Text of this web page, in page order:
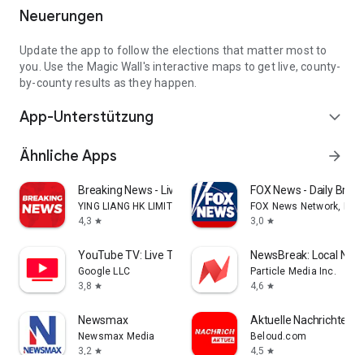
Neuerungen
Update the app to follow the elections that matter most to
you. Use the Magic Wall's interactive maps to get live, county-
by-county results as they happen.
App-Unterstützung expand_more
Ähnliche Apps arrow_forward
Breaking News - Live Headlines
YING LIANG HK LIMITED
4,3 star
FOX News - Daily
FOX News Network, LLC
3,0 star
YouTube TV: Live TV & more
Google LLC
3,8 star
NewsBreak: Local
Particle Media Inc.
4,6 star
Newsmax
Newsmax Media
3,2 star
Aktuelle Nachrichten
Beloud.com
4,5 star